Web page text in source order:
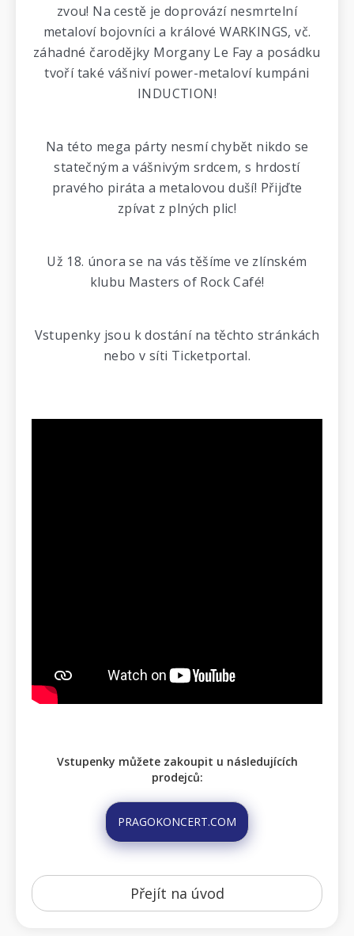
zvou! Na cestě je doprovází nesmrtelní
metaloví bojovníci a králové WARKINGS, vč.
záhadné čarodějky Morgany Le Fay a posádku
tvoří také vášniví power-metaloví kumpáni
INDUCTION!
Na této mega párty nesmí chybět nikdo se
statečným a vášnivým srdcem, s hrdostí
pravého piráta a metalovou duší! Přijďte
zpívat z plných plic!
Už 18. února se na vás těšíme ve zlínském
klubu Masters of Rock Café!
Vstupenky jsou k dostání na těchto stránkách
nebo v síti Ticketportal.
Vstupenky můžete zakoupit u následujících
prodejců:
PRAGOKONCERT.COM
Přejít na úvod